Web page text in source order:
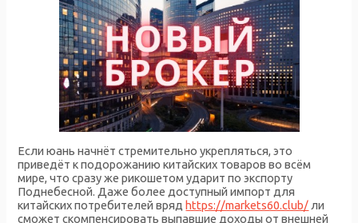
Если юань начнёт стремительно укрепляться, это
приведёт к подорожанию китайских товаров во всём
мире, что сразу же рикошетом ударит по экспорту
Поднебесной. Даже более доступный импорт для
китайских потребителей врядhttps://markets60.club/ ли
сможет скомпенсировать выпавшие доходы от внешней